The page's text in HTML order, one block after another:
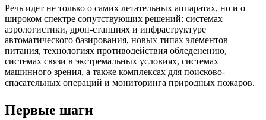
Речь идет не только о самих летательных аппаратах, но и о
широком спектре сопутствующих решений: системах
аэрологистики, дрон-станциях и инфраструктуре
автоматического базирования, новых типах элементов
питания, технологиях противодействия обледенению,
системах связи в экстремальных условиях, системах
машинного зрения, а также комплексах для поисково-
спасательных операций и мониторинга природных пожаров.
Первые шаги